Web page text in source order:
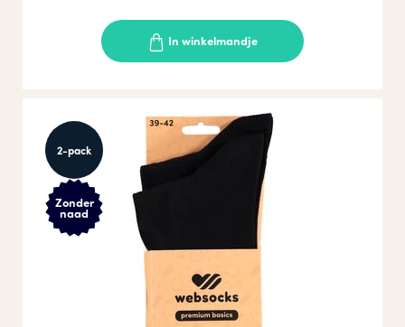
In winkelmandje
2-pack
Zonder
naad